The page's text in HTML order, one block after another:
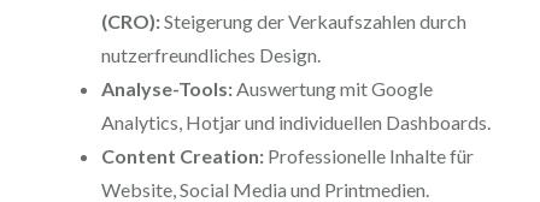
(CRO):Steigerung der Verkaufszahlen durch
nutzerfreundliches Design.
Analyse-Tools:Auswertung mit Google
Analytics, Hotjar und individuellen Dashboards.
Content Creation:Professionelle Inhalte für
Website, Social Media und Printmedien.